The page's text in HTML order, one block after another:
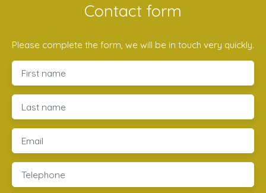
Contact form
Please complete the form, we will be in touch very quickly.
First name
Last name
Email
Telephone